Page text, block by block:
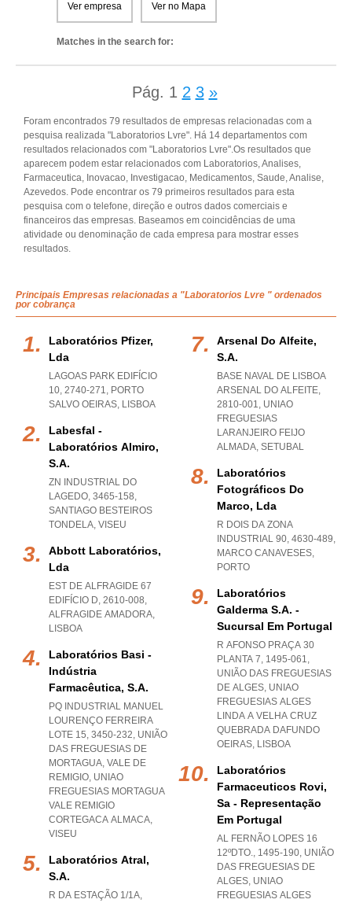
Ver empresa Ver no Mapa
Matches in the search for:
Pág. 1 2 3 »
Foram encontrados 79 resultados de empresas relacionadas com a
pesquisa realizada "Laboratorios Lvre". Há 14 departamentos com
resultados relacionados com "Laboratorios Lvre".Os resultados que
aparecem podem estar relacionados com Laboratorios, Analises,
Farmaceutica, Inovacao, Investigacao, Medicamentos, Saude, Analise,
Azevedos. Pode encontrar os 79 primeiros resultados para esta
pesquisa com o telefone, direção e outros dados comerciais e
financeiros das empresas. Baseamos em coincidências de uma
atividade ou denominação de cada empresa para mostrar esses
resultados.
Principais Empresas relacionadas a "Laboratorios Lvre " ordenados
por cobrança
Laboratórios Pfizer,
Lda
LAGOAS PARK EDIFÍCIO
10, 2740-271, PORTO
SALVO OEIRAS, LISBOA
Labesfal -
Laboratórios Almiro,
S.a.
ZN INDUSTRIAL DO
LAGEDO, 3465-158,
SANTIAGO BESTEIROS
TONDELA, VISEU
Abbott Laboratórios,
Lda
EST DE ALFRAGIDE 67
EDIFÍCIO D, 2610-008,
ALFRAGIDE AMADORA,
LISBOA
Laboratórios Basi -
Indústria
Farmacêutica, S.a.
PQ INDUSTRIAL MANUEL
LOURENÇO FERREIRA
LOTE 15, 3450-232, UNIÃO
DAS FREGUESIAS DE
MORTAGUA, VALE DE
REMIGIO, UNIAO
FREGUESIAS MORTAGUA
VALE REMIGIO
CORTEGACA ALMACA,
VISEU
Laboratórios Atral,
S.a.
R DA ESTAÇÃO 1/1A,
Arsenal Do Alfeite,
S.a.
BASE NAVAL DE LISBOA
ARSENAL DO ALFEITE,
2810-001, UNIAO
FREGUESIAS
LARANJEIRO FEIJO
ALMADA, SETUBAL
Laboratórios
Fotográficos Do
Marco, Lda
R DOIS DA ZONA
INDUSTRIAL 90, 4630-489,
MARCO CANAVESES,
PORTO
Laboratórios
Galderma S.a. -
Sucursal Em Portugal
R AFONSO PRAÇA 30
PLANTA 7, 1495-061,
UNIÃO DAS FREGUESIAS
DE ALGES, UNIAO
FREGUESIAS ALGES
LINDA A VELHA CRUZ
QUEBRADA DAFUNDO
OEIRAS, LISBOA
Laboratórios
Farmaceuticos Rovi,
Sa - Representação
Em Portugal
AL FERNÃO LOPES 16
12ºDTO., 1495-190, UNIÃO
DAS FREGUESIAS DE
ALGES, UNIAO
FREGUESIAS ALGES